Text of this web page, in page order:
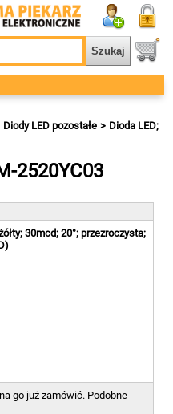
Diody LED pozostałe
Dioda LED;
2520YC03
30mcd; 20°; przezroczysta;
go już zamówić. Podobne